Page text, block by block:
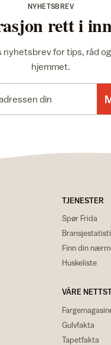
NYHETSBREV
rett i
nyhetsbrev for tips, råd
hjemmet.
TJENESTER
Spør Frida
Finn din
Huskeliste
VÅRE
Gulvfakta
Tapetfakta